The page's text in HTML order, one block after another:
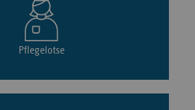
Pflegelotse